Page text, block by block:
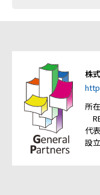
株
所
代
設